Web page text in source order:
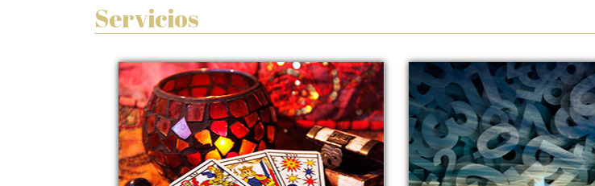
Servicios